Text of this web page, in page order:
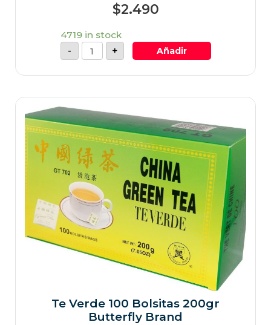
$2.490
4719 in stock
-
+ Añadir
Te Verde 100 Bolsitas 200gr
Butterfly Brand